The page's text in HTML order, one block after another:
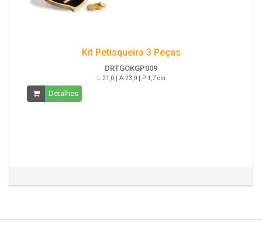
Kit Petisqueira 3 Peças
DRTGOKGP009
L 21,0 | A 23,0 | P 1,7 cm
Detalhes